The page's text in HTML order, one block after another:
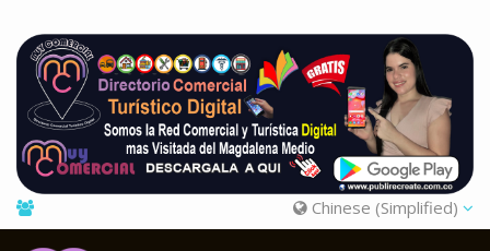
Chinese (Simplified)